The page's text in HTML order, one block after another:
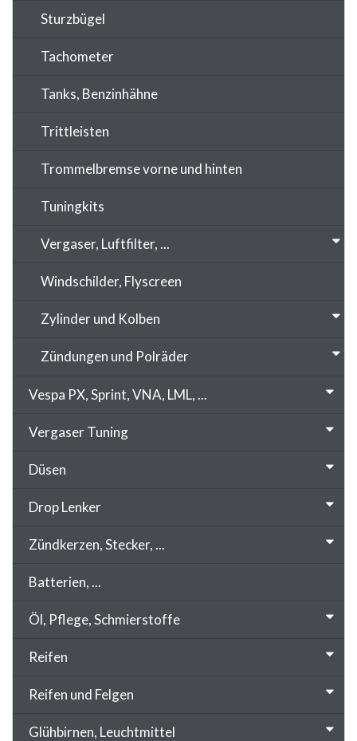
Sturzbügel
Tachometer
Tanks, Benzinhähne
Trittleisten
Trommelbremse vorne und hinten
Tuningkits
Vergaser, Luftfilter, ...
Windschilder, Flyscreen
Zylinder und Kolben
Zündungen und Polräder
Vespa PX, Sprint, VNA, LML, ...
Vergaser Tuning
Düsen
Drop Lenker
Zündkerzen, Stecker, ...
Batterien, ...
Öl, Pflege, Schmierstoffe
Reifen
Reifen und Felgen
Glühbirnen, Leuchtmittel